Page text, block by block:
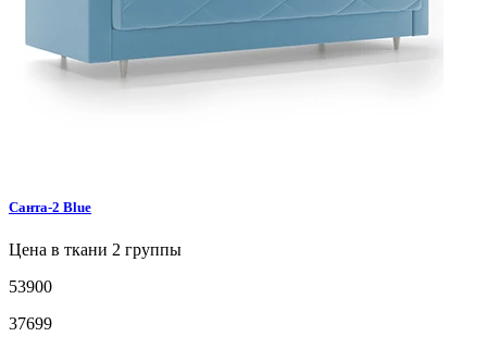
Санта-2 Blue
Цена в ткани 2 группы
53900
37699